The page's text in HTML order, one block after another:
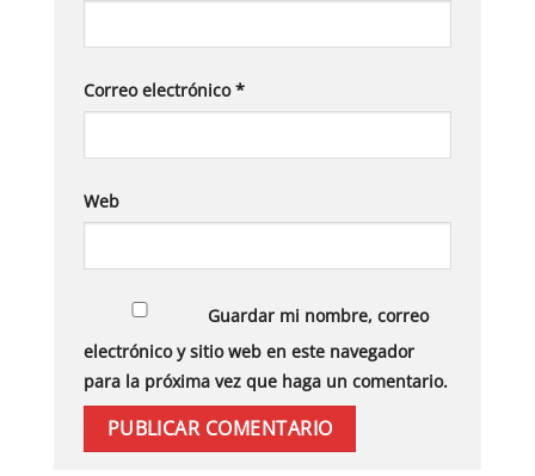
Correo electrónico*
Web
Guardar mi nombre, correo
electrónico y sitio web en este navegador
para la próxima vez que haga un comentario.